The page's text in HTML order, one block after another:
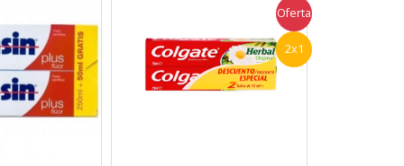
Oferta
2x1